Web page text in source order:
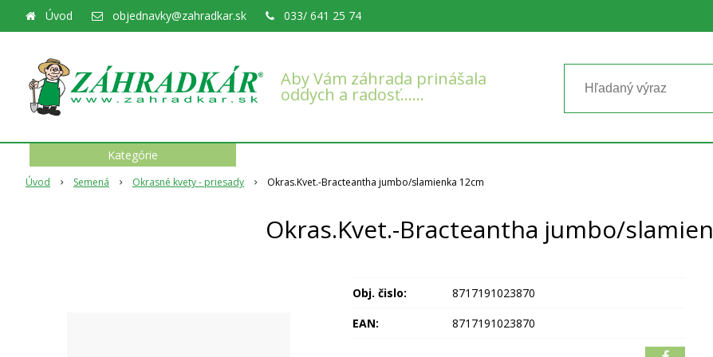
Aby Vám záhrada prinášala
oddych a radosť……
Úvod objednavky@zahradkar.sk 033/ 641 25 74
Úvod Semená Okrasné kvety - priesady Okras.Kvet.-Bracteantha jumbo/slamienka 12cm
Okras.Kvet.-Bracteantha jumbo/
Obj. čislo:
8717191023870
EAN:
8717191023870
Kategórie